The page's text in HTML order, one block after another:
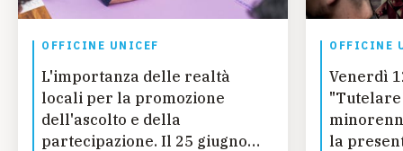
OFFICINE UNICEF
L'importanza delle realtà
locali per la promozione
dell'ascolto e della
partecipazione. Il 25 giugno
OFFICINE
Venerdì
la